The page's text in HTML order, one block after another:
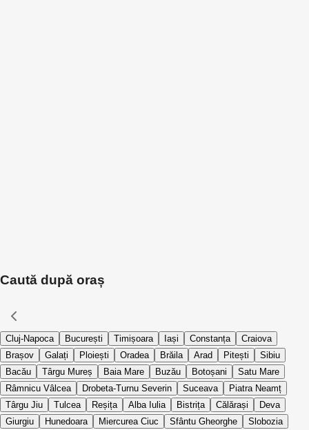
Caută după oraș
Cluj-Napoca București Timișoara Iași Constanța
Craiova
Brașov
Galați Ploiești Oradea Brăila Arad Pitești
Sibiu
Bacău
Târgu Mureș Baia Mare Buzău Botoșani
Satu Mare
Râmnicu Vâlcea
Drobeta-Turnu Severin Suceava
Piatra Neamț
Târgu Jiu
Tulcea Reșița Alba Iulia Bistrița Călărași
Deva
Giurgiu
Hunedoara Miercurea Ciuc Sfântu Gheorghe
Slobozia